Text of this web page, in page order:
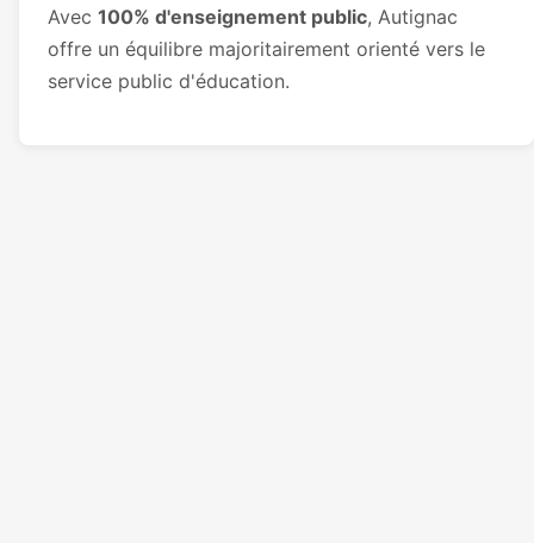
Avec 100% d'enseignement public, Autignac
offre un équilibre majoritairement orienté vers le
service public d'éducation.